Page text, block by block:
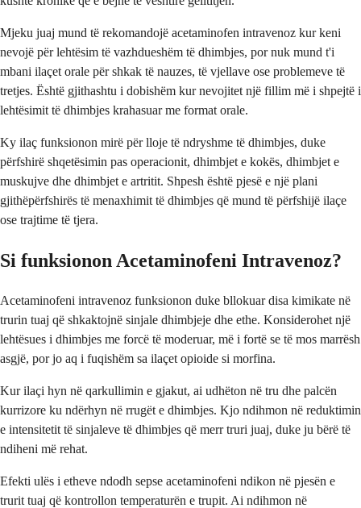
Mjeku juaj mund të rekomandojë acetaminofen intravenoz kur keni
nevojë për lehtësim të vazhdueshëm të dhimbjes, por nuk mund t'i
mbani ilaçet orale për shkak të nauzes, të vjellave ose problemeve të
tretjes. Është gjithashtu i dobishëm kur nevojitet një fillim më i shpejtë i
lehtësimit të dhimbjes krahasuar me format orale.
Ky ilaç funksionon mirë për lloje të ndryshme të dhimbjes, duke
përfshirë shqetësimin pas operacionit, dhimbjet e kokës, dhimbjet e
muskujve dhe dhimbjet e artritit. Shpesh është pjesë e një plani
gjithëpërfshirës të menaxhimit të dhimbjes që mund të përfshijë ilaçe
ose trajtime të tjera.
Si funksionon Acetaminofeni Intravenoz?
Acetaminofeni intravenoz funksionon duke bllokuar disa kimikate në
trurin tuaj që shkaktojnë sinjale dhimbjeje dhe ethe. Konsiderohet një
lehtësues i dhimbjes me forcë të moderuar, më i fortë se të mos marrësh
asgjë, por jo aq i fuqishëm sa ilaçet opioide si morfina.
Kur ilaçi hyn në qarkullimin e gjakut, ai udhëton në tru dhe palcën
kurrizore ku ndërhyn në rrugët e dhimbjes. Kjo ndihmon në reduktimin
e intensitetit të sinjaleve të dhimbjes që merr truri juaj, duke ju bërë të
ndiheni më rehat.
Efekti ulës i etheve ndodh sepse acetaminofeni ndikon në pjesën e
trurit tuaj që kontrollon temperaturën e trupit. Ai ndihmon në